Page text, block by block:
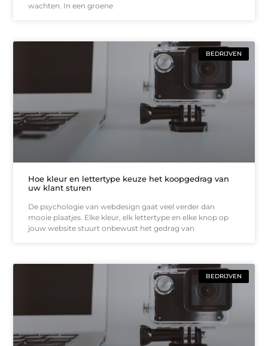
wachten. In een groene
BEDRIJVEN
Hoe kleur en lettertype keuze het koopgedrag van
uw klant sturen
De psychologie van webdesign gaat veel verder dan
mooie plaatjes. Elke kleur, elk lettertype en elke knop op
jouw website stuurt onbewust het gedrag van
BEDRIJVEN